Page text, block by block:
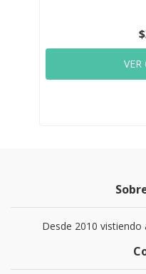
VER
Desde 2010